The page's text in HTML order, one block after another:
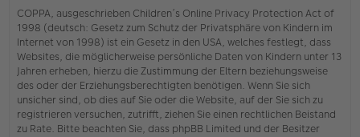
h
en
COPPA, ausgeschrieben Children’s Online Privacy Protection Act of
1998 (deutsch: Gesetz zum Schutz der Privatsphäre von Kindern im
Internet von 1998) ist ein Gesetz in den USA, welches festlegt, dass
Websites, die möglicherweise persönliche Daten von Kindern unter 13
Jahren erheben, hierzu die Zustimmung der Eltern beziehungsweise
des oder der Erziehungsberechtigten benötigen. Wenn Sie sich
unsicher sind, ob dies auf Sie oder die Website, auf der Sie sich zu
registrieren versuchen, zutrifft, ziehen Sie einen rechtlichen Beistand
zu Rate. Bitte beachten Sie, dass phpBB Limited und der Besitzer